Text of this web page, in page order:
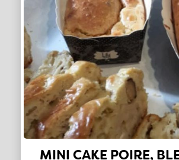
MINI CAKE POIRE,